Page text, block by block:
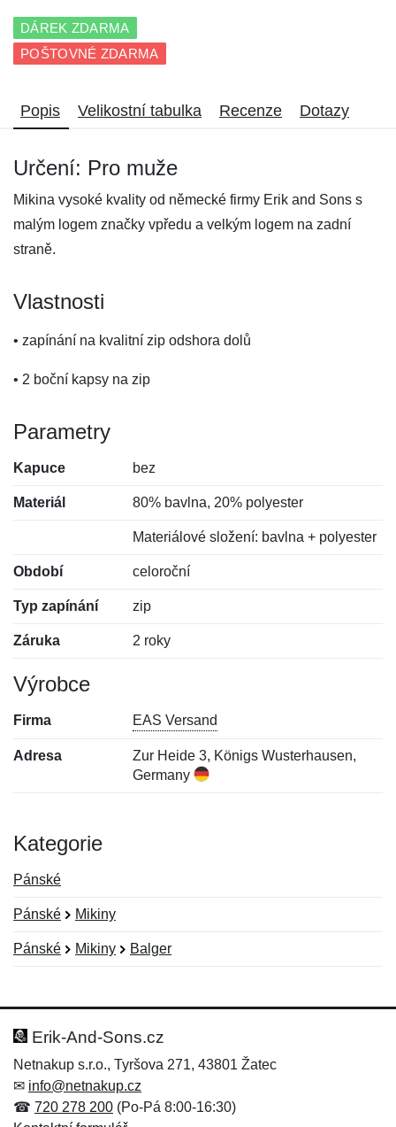
DÁREK ZDARMA
POŠTOVNÉ ZDARMA
Popis Velikostní tabulka Recenze Dotazy
Určení: Pro muže
Mikina vysoké kvality od německé firmy Erik and Sons s
malým logem značky vpředu a velkým logem na zadní
straně.
Vlastnosti
• zapínání na kvalitní zip odshora dolů
• 2 boční kapsy na zip
Parametry
Kapuce bez
Materiál 80% bavlna, 20% polyester
Materiálové složení: bavlna + polyester
Období celoroční
Typ zapínání zip
Záruka 2 roky
Výrobce
Firma EAS Versand
Adresa
Zur Heide 3, Königs Wusterhausen,
Germany
Kategorie
Pánské
Pánské Mikiny
Pánské Mikiny Balger
Hodnocení:
Jméno: *
Jméno:
E-mail:*
Erik-And-Sons.cz
Netnakup s.r.o., Tyršova 271, 43801 Žatec
✉ info@netnakup.cz
☎ 720 278 200 (Po-Pá 8:00-16:30)